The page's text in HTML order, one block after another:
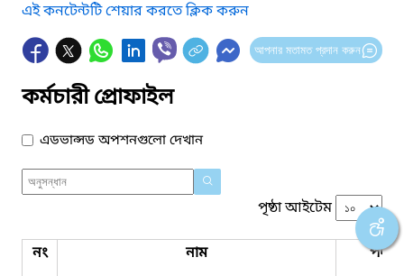
এই কনটেন্টটি শেয়ার করতে ক্লিক করুন
আপনার মতামত প্রদান করুন
কর্মচারী প্রোফাইল
এডভান্সড অপশনগুলো দেখান
পৃষ্ঠা আইটেম
নং নাম পদবি